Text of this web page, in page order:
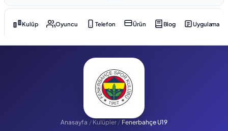
Kulüp Oyuncu Telefon Ürün Blog Uygulama
Anasayfa / Kulüpler / Fenerbahçe U19